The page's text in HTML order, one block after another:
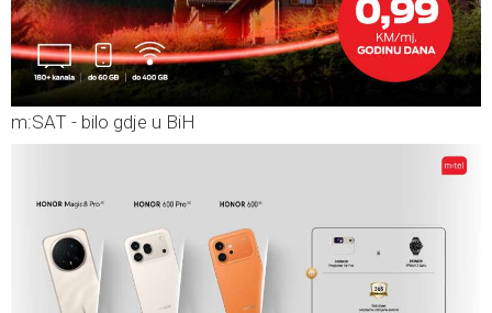
m:SAT - bilo gdje u BiH